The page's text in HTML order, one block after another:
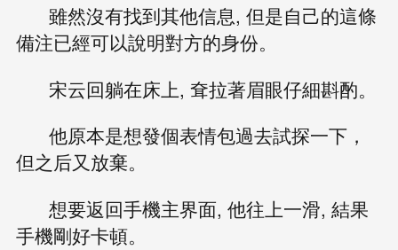
雖然沒有找到其他信息, 但是自己的這條
備注已經可以說明對方的身份。
宋云回躺在床上, 耷拉著眉眼仔細斟酌。
他原本是想發個表情包過去試探一下，
但之后又放棄。
想要返回手機主界面, 他往上一滑, 結果
手機剛好卡頓。